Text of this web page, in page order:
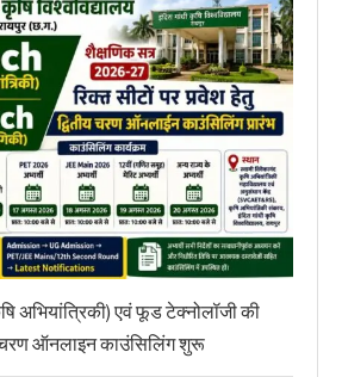
अभियांत्रिकी) एवं फूड टेक्नोलॉजी की
चरण ऑनलाइन काउंसिलिंग शुरू